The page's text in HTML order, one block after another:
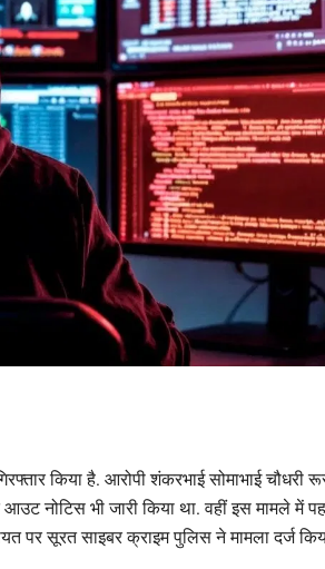
किया है. आरोपी शंकरभाई सोमाभाई चौधरी
नोटिस भी जारी किया था. वहीं इस मामले में
पर सूरत साइबर क्राइम पुलिस ने मामला दर्ज